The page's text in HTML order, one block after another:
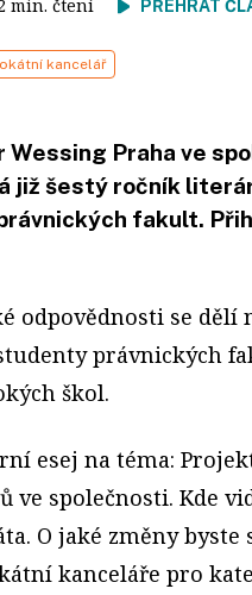
min. čtení PŘEHRÁT
kancelář
Praha ve
již šestý ročník
fakult.
odpovědnosti se dělí
právnických
škol.
esej na téma:
ve společnosti. Kde
O jaké změny byste
kanceláře pro